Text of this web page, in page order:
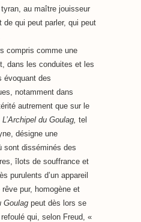
au maître jouisseur
de qui peut parler, qui peut
compris comme une
dans les conduites et les
évoquant des
notamment dans
autrement que sur le
L’Archipel du Goulag, tel
désigne une
sont disséminés des
îlots de souffrance et
purulents d’un appareil
pur, homogène et
Goulag peut dès lors se
qui, selon Freud, «